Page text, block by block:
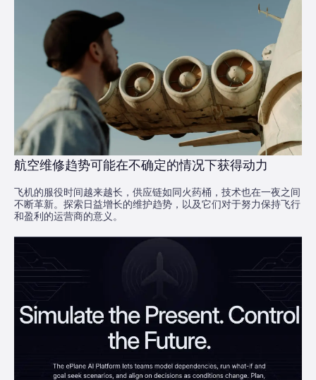
航空维修趋势可能在不确定的情况下获得动力
飞机的服役时间越来越长，供应链如同火药桶，技术也在一夜之间
不断革新。探索日益增长的维护趋势，以及它们对于努力保持飞行
和盈利的运营商的意义。